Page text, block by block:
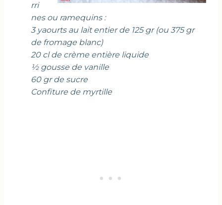
rri
nes ou ramequins :
3 yaourts au lait entier de 125 gr (ou 375 gr
de fromage blanc)
20 cl de crème entière liquide
½ gousse de vanille
60 gr de sucre
Confiture de myrtille